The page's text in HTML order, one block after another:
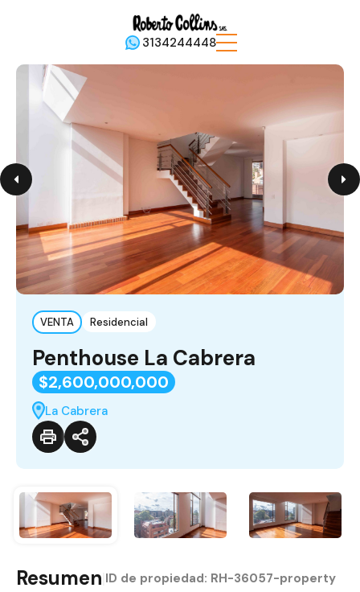
3134244448
VENTA Residencial
Penthouse La Cabrera
$2,600,000,000
La Cabrera
Resumen ID de propiedad: RH-36057-property